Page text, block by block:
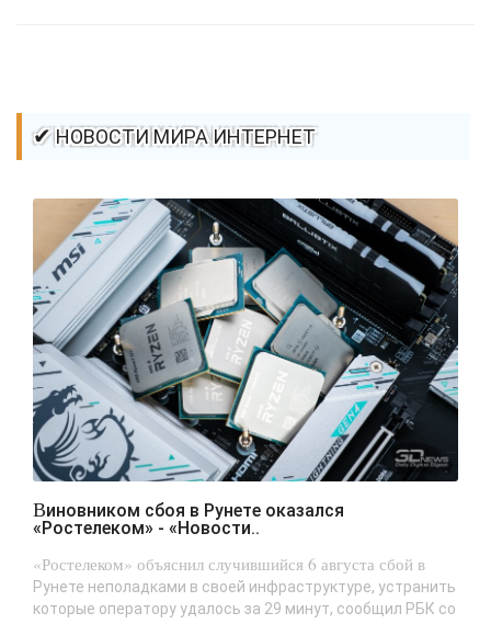
✔ НОВОСТИ МИРА ИНТЕРНЕТ
Виновником сбоя в Рунете оказался
«Ростелеком» - «Новости..
«Ростелеком» объяснил случившийся 6 августа сбой в
Рунете неполадками в своей инфраструктуре, устранить
которые оператору удалось за 29 минут, сообщил РБК со